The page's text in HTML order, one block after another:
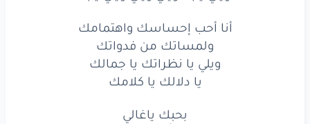
أنا أحب إحساسك واهتمامك
ولمساتك من فدواتك
ويلي يا نظراتك يا جمالك
يا دلالك يا كلامك
بحبك ياغالي